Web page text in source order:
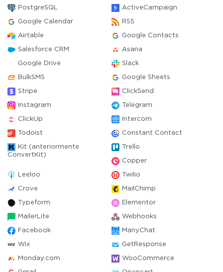
PostgreSQL ActiveCampaign
Google Calendar RSS
Airtable Google Contacts
Salesforce CRM Asana
Google Drive Slack
BulkSMS Google Sheets
Stripe ClickSend
Instagram Telegram
ClickUp Intercom
Todoist Constant Contact
Kit (anteriormente
ConvertKit)
Trello
Copper
Leeloo Twilio
Crove MailChimp
Typeform Elementor
MailerLite Webhooks
Facebook ManyChat
Wix GetResponse
Monday.com WooCommerce